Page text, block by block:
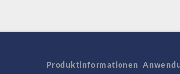
Produktinformationen